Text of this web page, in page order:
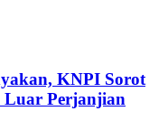
KNPI Sorot
Luar Perjanjian